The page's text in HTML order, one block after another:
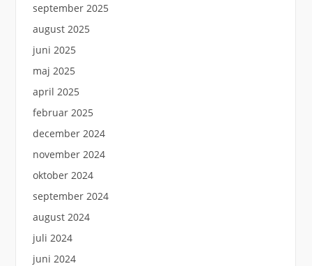
september 2025
august 2025
juni 2025
maj 2025
april 2025
februar 2025
december 2024
november 2024
oktober 2024
september 2024
august 2024
juli 2024
juni 2024